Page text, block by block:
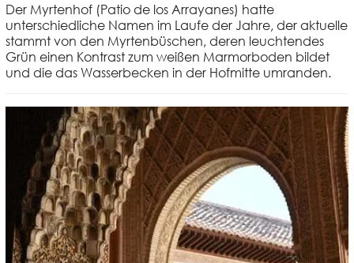
Der Myrtenhof (Patio de los Arrayanes) hatte
unterschiedliche Namen im Laufe der Jahre, der aktuelle
stammt von den Myrtenbüschen, deren leuchtendes
Grün einen Kontrast zum weißen Marmorboden bildet
und die das Wasserbecken in der Hofmitte umranden.